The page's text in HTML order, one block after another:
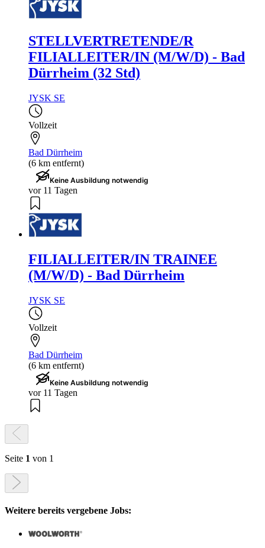
STELLVERTRETENDE/R
FILIALLEITER/IN (M/W/D) - Bad
Dürrheim (32 Std)
JYSK SE
Vollzeit
Bad Dürrheim
(6 km entfernt)
Keine Ausbildung notwendig
vor 11 Tagen
FILIALLEITER/IN TRAINEE
(M/W/D) - Bad Dürrheim
JYSK SE
Vollzeit
Bad Dürrheim
(6 km entfernt)
Keine Ausbildung notwendig
vor 11 Tagen
Seite 1 von 1
Weitere bereits vergebene Jobs: